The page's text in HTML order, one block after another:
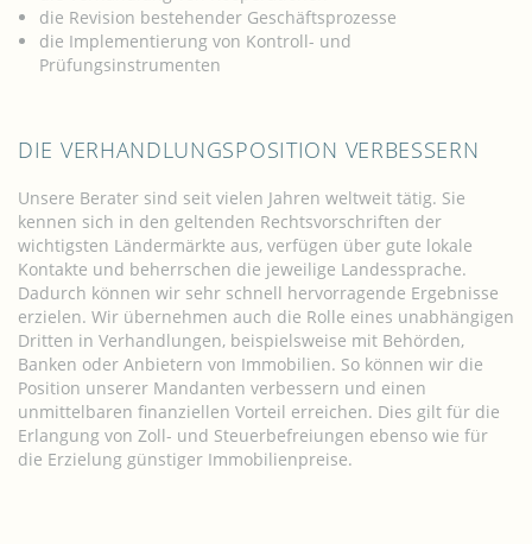
die Revision bestehender Geschäftsprozesse
die Implementierung von Kontroll- und
Prüfungsinstrumenten
DIE VERHANDLUNGSPOSITION VERBESSERN
Unsere Berater sind seit vielen Jahren weltweit tätig. Sie
kennen sich in den geltenden Rechtsvorschriften der
wichtigsten Ländermärkte aus, verfügen über gute lokale
Kontakte und beherrschen die jeweilige Landessprache.
Dadurch können wir sehr schnell hervorragende Ergebnisse
erzielen. Wir übernehmen auch die Rolle eines unabhängigen
Dritten in Verhandlungen, beispielsweise mit Behörden,
Banken oder Anbietern von Immobilien. So können wir die
Position unserer Mandanten verbessern und einen
unmittelbaren finanziellen Vorteil erreichen. Dies gilt für die
Erlangung von Zoll- und Steuerbefreiungen ebenso wie für
die Erzielung günstiger Immobilienpreise.